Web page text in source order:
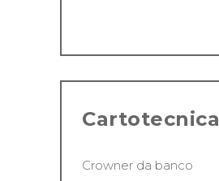
Cartotecnica
Crowner da banco